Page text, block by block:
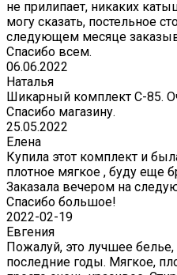
не прилипает, никаких
могу сказать, постельное
следующем месяце
Спасибо всем.
06.06.2022
Наталья
Шикарный комплект C-85.
Спасибо магазину.
25.05.2022
Елена
Купила этот комплект и
плотное мягкое , буду еще
Заказала вечером на
Спасибо большое!
2022-02-19
Евгения
Пожалуй, это лучшее
последние годы. Мягкое,